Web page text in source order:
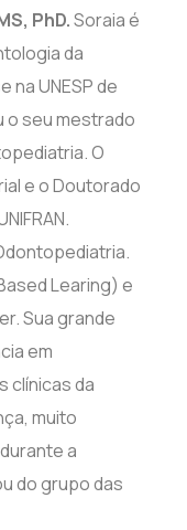
PhD.Soraia é
da
na UNESP de
o seu mestrado
O
e o Doutorado
Learing) e
Sua grande
em
clínicas da
muito
a
do grupo das